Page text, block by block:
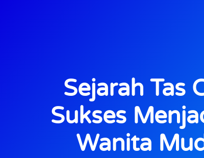
Sejarah Tas
Sukses
Wanita